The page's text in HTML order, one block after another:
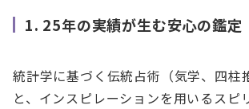
1. 25年の実績が生む安心の鑑定
統計学に基づく伝統占術（気学、四柱
と、インスピレーションを用いるスピ